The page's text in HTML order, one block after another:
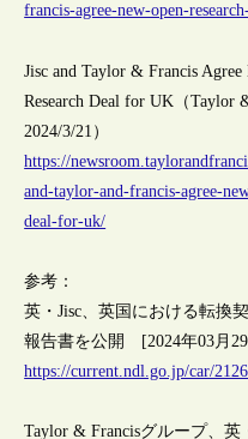
francis-agree-new-open-
Jisc and Taylor & Francis Agree
Research Deal for UK（Taylor
2024/3/21）
https://
and-taylor-and-francis-agree-
deal-for-uk/
参考：
英・Jisc、英国における転換
報告書を公開 [2024年03月
https://current.ndl.go.jp/car/
Taylor & Francisグループ、英